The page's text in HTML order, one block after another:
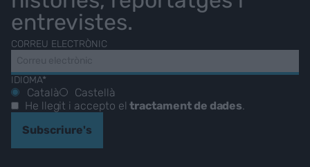
entrevistes.
CORREU ELECTRÒNIC
IDIOMA*
Català
Castellà
He llegit i accepto eltractament de dades.
Subscriure's